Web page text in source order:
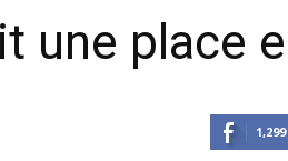
une place
1,299